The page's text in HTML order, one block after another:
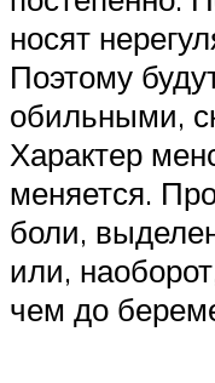
носят
Поэтому
обильными,
Характер
меняется.
боли,
или,
чем до